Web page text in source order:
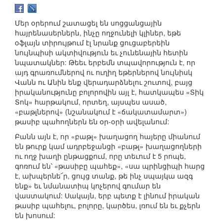
Մեր օրերում շատացել են սոցցանցային
հայրենասերներն, ինչը ողջունելի կլիներ, եթե
օֆլայն տիրույթում էլ նրանք ցուցաբերեին
նույնպիսի ակտիվություն եւ չունենային հետին
նպատակներ: Թեեւ երբեմն տպավորություն է, որ
այդ գրառումներով ու ուղիղ եթերներով նույնիսկ
Վանն ու Անին ենք վերադարձնելու շուտով, բայց
իրականությունը բոլորովին այլ է, հատկապես «Տիկ
Տոկ» հարթակում, որտեղ, այսպես ասած,
«բաթլներով» (նշանակում է «ճակատամարտ»)
թասիբ պահողներն են օր-օրի ավելանում:
Բանն այն է, որ «բաթլ» խաղացող հայերը միանում
են թուրք կամ ադրբեջանցի «բաթլ» խաղացողների
ու ողջ խաղի ընթացքում, որը տեւում է 5 րոպե,
գոռում են՝ «թասիբը պահեք», «սա պրինցիպի հարց
է, ախպերնե՜ր, ցույց տանք, թե ինչ սպայկա ազգ
ենք» եւ նմանատիպ կոչերով գումար են
վաստակում: Սակայն, երբ պետք է լինում իրական
թասիբ պահելու, բոլորը, կարծես, լռում են եւ քչերն
են խոսում: